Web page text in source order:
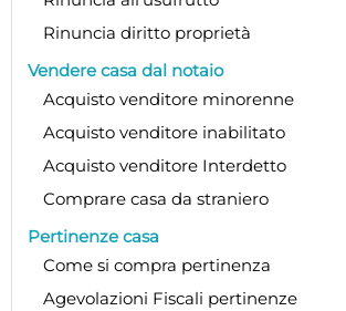
Rinuncia diritto proprietà
Vendere casa dal notaio
Acquisto venditore minorenne
Acquisto venditore inabilitato
Acquisto venditore Interdetto
Comprare casa da straniero
Pertinenze casa
Come si compra pertinenza
Agevolazioni Fiscali pertinenze